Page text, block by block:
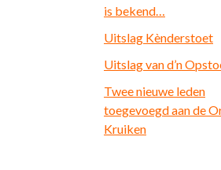
is bekend…
Uitslag Kènderstoet
Uitslag van d’n
Twee nieuwe leden
toegevoegd aan de
Kruiken